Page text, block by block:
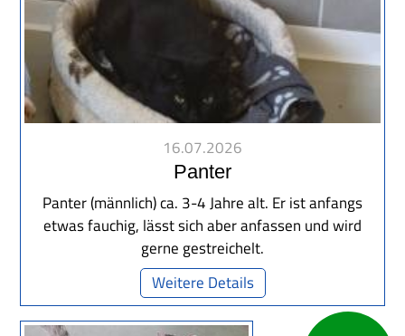
16.07.2026
Panter
Panter (männlich) ca. 3-4 Jahre alt. Er ist anfangs
etwas fauchig, lässt sich aber anfassen und wird
gerne gestreichelt.
Weitere Details